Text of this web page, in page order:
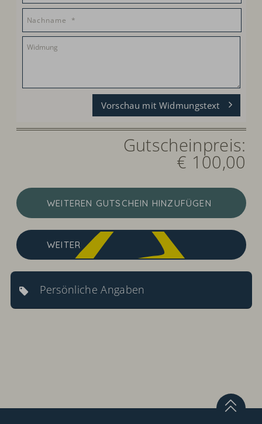
Vorschau mit Widmungstext
Gutscheinpreis:
€ 100,00
WEITEREN GUTSCHEIN HINZUFÜGEN
WEITER
Persönliche Angaben